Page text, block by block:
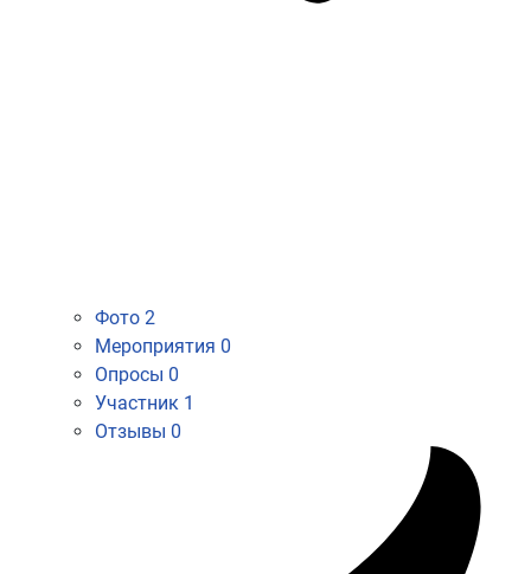
Фото 2
Мероприятия 0
Опросы 0
Участник 1
Отзывы 0